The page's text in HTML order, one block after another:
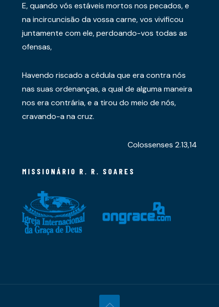
E, quando vós estáveis mortos nos pecados, e
na incircuncisão da vossa carne, vos vivificou
juntamente com ele, perdoando-vos todas as
ofensas,
Havendo riscado a cédula que era contra nós
nas suas ordenanças, a qual de alguma maneira
nos era contrária, e a tirou do meio de nós,
cravando-a na cruz.
Colossenses 2.13,14
MISSIONÁRIO R. R. SOARES